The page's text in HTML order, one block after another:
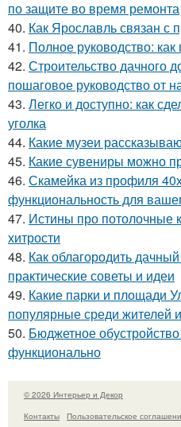
по защите во время ремонта
40. Как Ярославль связан с
41. Полное руководство:
42. Строительство дачного
пошаговое руководство от
43. Легко и доступно: как
уголка
44. Какие музеи
45. Какие сувениры можно
46. Скамейка из профиля
функциональность для
47. Истины про потолочные
хитрости
48. Как облагородить
практические советы и идеи
49. Какие парки и площади
популярные среди жителей
50. Бюджетное
функционально
© 2026 Интерьер и Декор
Контакты
Пользовательское